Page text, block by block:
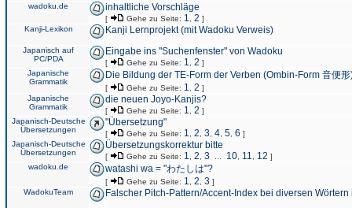
wadoku.de inhaltliche Vorschläge
[ Gehe zu Seite: 1 2 ]
Kanji-Lexikon
Kanji Lernprojekt (mit Wadoku Verweis)
Japanisch auf
PC/PDA
Eingabe ins "Suchenfenster" von Wadoku
[ Gehe zu Seite: 1 2 ]
Japanische
Grammatik
Die Bildung der TE-Form der Verben (Ombin-Form 音便形
[ Gehe zu Seite: 1 2 ]
Japanische
Grammatik
die neuen Joyo-Kanjis?
[ Gehe zu Seite: 1 2 ]
Japanisch-Deutsche
Übersetzungen
"Übersetzung"
[ Gehe zu Seite: 1 2 3 4 5 6 ]
Japanisch-Deutsche
Übersetzungen
Übersetzungskorrektur bitte
[ Gehe zu Seite: 1 2 3 10 11 12 ]
wadoku.de
watashi wa = "わたしは"?
[ Gehe zu Seite: 1 2 3 ]
WadokuTeam
Falscher Pitch-Pattern/Accent-Index bei diversen